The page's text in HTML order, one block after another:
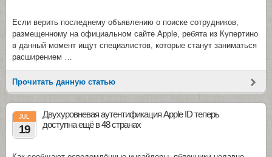
Если верить последнему объявлению о поиске сотрудников,
размещенному на официальном сайте Apple, ребята из Купертино
в данный момент ищут специалистов, которые станут заниматься
расширением …
Прочитать данную статью
JUL
19
Двухуровневая аутентификация Apple ID теперь
доступна ещё в 48 странах